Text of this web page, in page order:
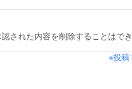
された内容を削除することはでき
※投稿